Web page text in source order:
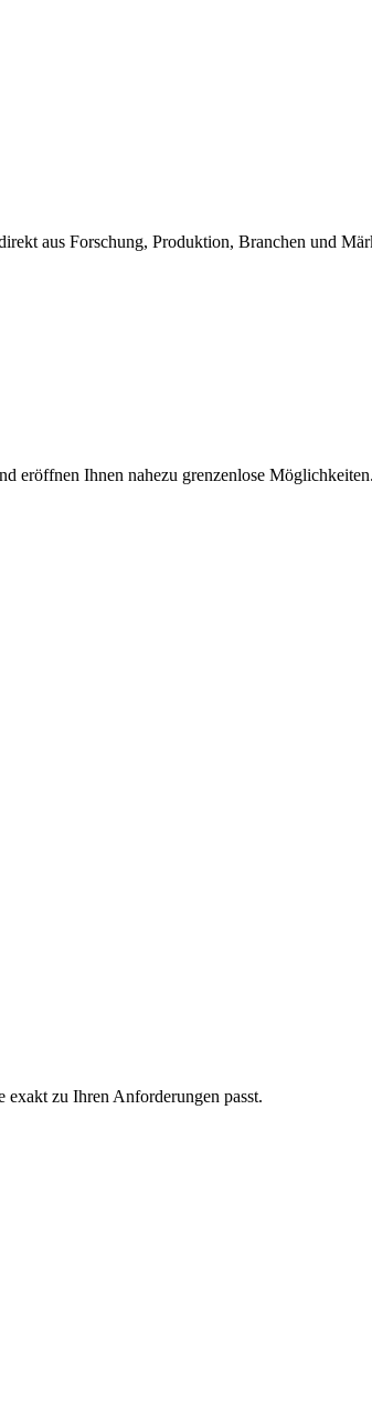
aus Forschung, Produktion, Branchen und
Ihnen nahezu grenzenlose
zu Ihren Anforderungen passt.